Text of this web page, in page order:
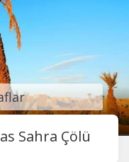
Sahra Çölü